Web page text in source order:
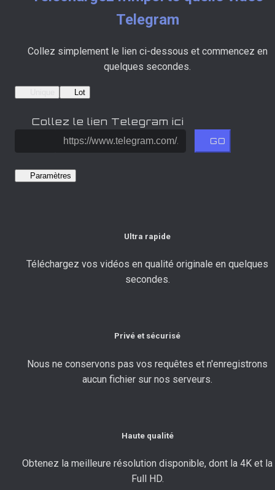
Telegram
Collez simplement le lien ci-dessous et commencez en
quelques secondes.
Lot
Collez le lien Telegram ici
GO
Paramètres
Ultra rapide
Téléchargez vos vidéos en qualité originale en quelques
secondes.
Privé et sécurisé
Nous ne conservons pas vos requêtes et n'enregistrons
aucun fichier sur nos serveurs.
Haute qualité
Obtenez la meilleure résolution disponible, dont la 4K et la
Full HD.